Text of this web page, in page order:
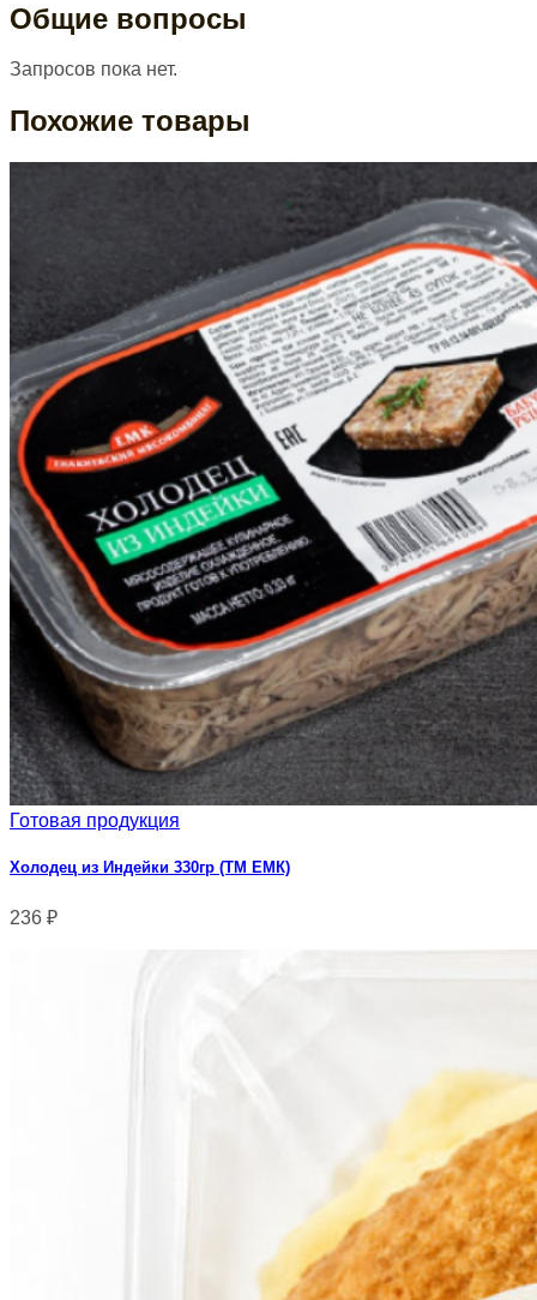
Общие вопросы
Запросов пока нет.
Похожие товары
Готовая продукция
Холодец из Индейки 330гр (ТМ ЕМК)
236 ₽